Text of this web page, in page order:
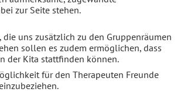
zur Seite stehen.
, die uns zusätzlich zu den Gruppenräumen
sollen es zudem ermöglichen, dass
der Kita stattfinden können.
für den Therapeuten Freunde